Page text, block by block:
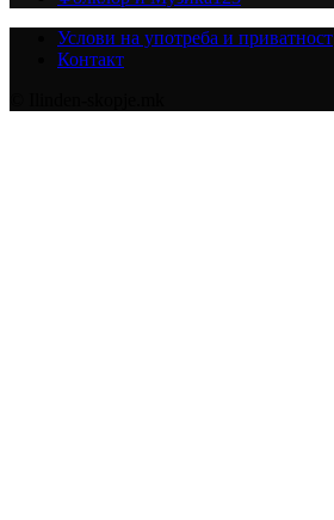
Услови на употреба и приватност
Контакт